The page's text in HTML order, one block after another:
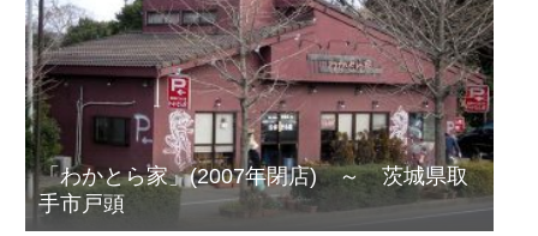
「わかとら家」(2007年閉店) ～ 茨城県取
手市戸頭